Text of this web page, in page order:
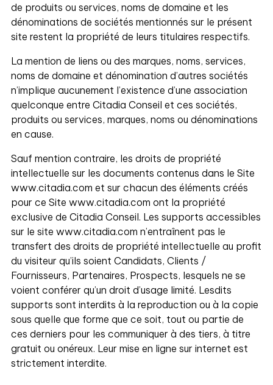
de produits ou services, noms de domaine et les
dénominations de sociétés mentionnés sur le présent
site restent la propriété de leurs titulaires respectifs.
La mention de liens ou des marques, noms, services,
noms de domaine et dénomination d’autres sociétés
n’implique aucunement l’existence d’une association
quelconque entre Citadia Conseil et ces sociétés,
produits ou services, marques, noms ou dénominations
en cause.
Sauf mention contraire, les droits de propriété
intellectuelle sur les documents contenus dans le Site
www.citadia.com et sur chacun des éléments créés
pour ce Site www.citadia.com ont la propriété
exclusive de Citadia Conseil. Les supports accessibles
sur le site www.citadia.com n’entraînent pas le
transfert des droits de propriété intellectuelle au profit
du visiteur qu’ils soient Candidats, Clients /
Fournisseurs, Partenaires, Prospects, lesquels ne se
voient conférer qu’un droit d’usage limité. Lesdits
supports sont interdits à la reproduction ou à la copie
sous quelle que forme que ce soit, tout ou partie de
ces derniers pour les communiquer à des tiers, à titre
gratuit ou onéreux. Leur mise en ligne sur internet est
strictement interdite.